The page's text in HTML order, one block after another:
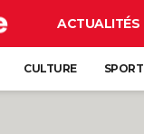
ACTUALITÉS
CULTURE SPORT